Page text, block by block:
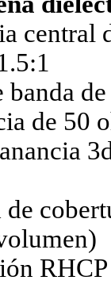
central
banda
de 50
de
RHCP